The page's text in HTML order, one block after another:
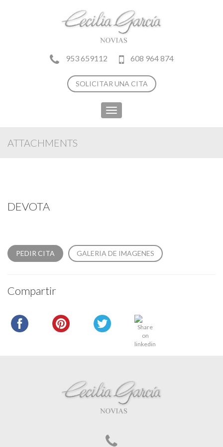
953 659112 608 964 874
SOLICITAR UNA CITA
Toggle
navigation
ATTACHMENTS
DEVOTA
PEDIR CITA GALERIA DE IMAGENES
Compartir